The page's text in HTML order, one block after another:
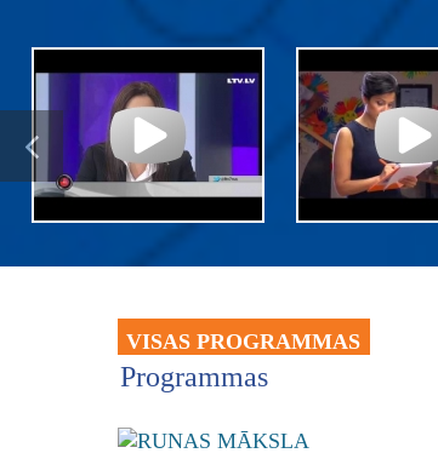
VISAS PROGRAMMAS
Programmas